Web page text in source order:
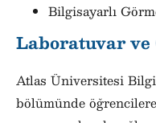
Bilgisayarlı
Laboratuvar ve
Atlas Üniversitesi
bölümünde